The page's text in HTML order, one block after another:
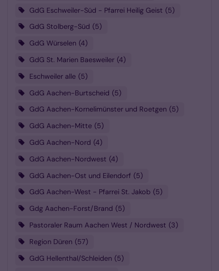
GdG Eschweiler-Süd - Pfarrei Heilig Geist 5
GdG Stolberg-Süd
5
GdG Würselen 4
GdG St. Marien Baesweiler 4
Eschweiler alle 5
GdG Aachen-Burtscheid 5
GdG Aachen-Kornelimünster und Roetgen
5
GdG Aachen-Mitte 5
GdG Aachen-Nord 4
GdG Aachen-Nordwest 4
GdG Aachen-Ost und Eilendorf 5
GdG Aachen-West - Pfarrei St. Jakob
5
Gdg Aachen-Forst/Brand 5
Pastoraler Raum Aachen West / Nordwest 3
Region Düren 57
GdG Hellenthal/Schleiden 5